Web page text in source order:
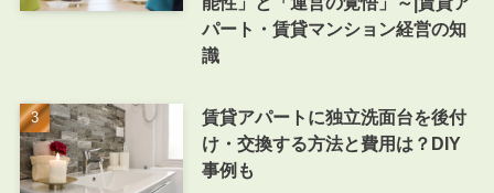
パート・賃貸マンション経営の知
識
賃貸アパートに独立洗面台を後付
け・交換する方法と費用は？DIY
事例も